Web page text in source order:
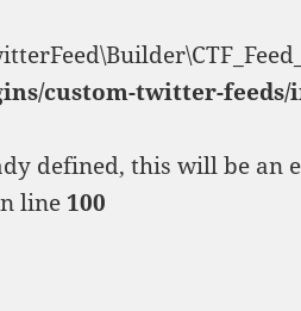
custom-twitter-feeds/
defined, this will be an
line 100